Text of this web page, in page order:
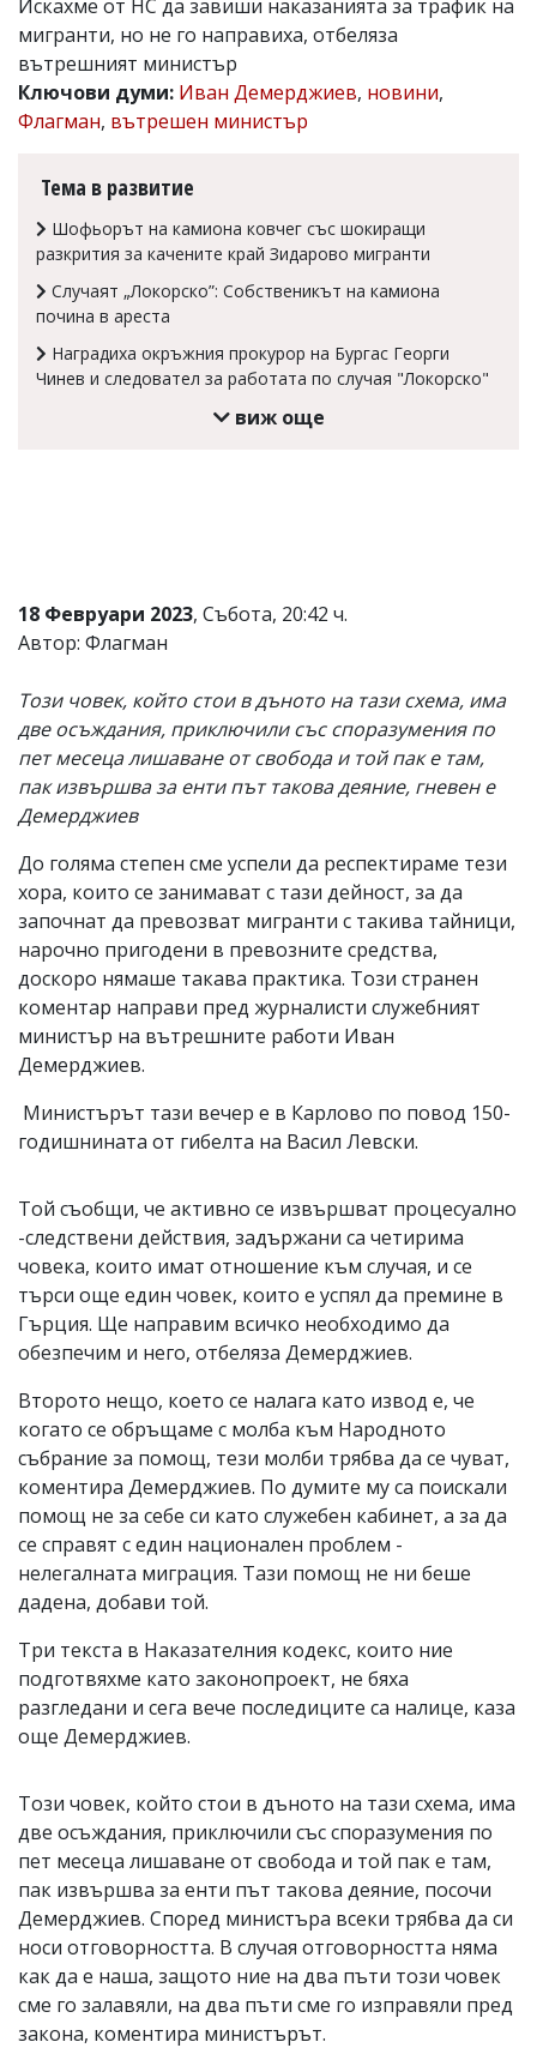
под
статиите
се
въвеждат
от
редакцията
носи
отговорност
Ако
откриете
обиден
Искахме от НС да завиши наказанията за трафик на
мигранти, но не го направиха, отбеляза
вътрешният министър
Ключови думи: Иван Демерджиев, новини,
Флагман, вътрешен министър
Тема в развитие
Шофьорът на камиона ковчег със шокиращи
разкрития за качените край Зидарово мигранти
Случаят „Локорско”: Собственикът на камиона
почина в ареста
Наградиха окръжния прокурор на Бургас Георги
Чинев и следовател за работата по случая "Локорско"
виж още
18 Февруари 2023, Събота, 20:42 ч.
Автор: Флагман
Този човек, който стои в дъното на тази схема, има
две осъждания, приключили със споразумения по
пет месеца лишаване от свобода и той пак е там,
пак извършва за енти път такова деяние, гневен е
Демерджиев
До голяма степен сме успели да респектираме тези
хора, които се занимават с тази дейност, за да
започнат да превозват мигранти с такива тайници,
нарочно пригодени в превозните средства,
доскоро нямаше такава практика. Този странен
коментар направи пред журналисти служебният
министър на вътрешните работи Иван
Демерджиев.
Министърът тази вечер е в Карлово по повод 150-
годишнината от гибелта на Васил Левски.
Той съобщи, че активно се извършват процесуално
-следствени действия, задържани са четирима
човека, които имат отношение към случая, и се
търси още един човек, които е успял да премине в
Гърция. Ще направим всичко необходимо да
обезпечим и него, отбеляза Демерджиев.
Второто нещо, което се налага като извод е, че
когато се обръщаме с молба към Народното
събрание за помощ, тези молби трябва да се чуват,
коментира Демерджиев. По думите му са поискали
помощ не за себе си като служебен кабинет, а за да
се справят с един национален проблем -
нелегалната миграция. Тази помощ не ни беше
дадена, добави той.
Три текста в Наказателния кодекс, които ние
подготвяхме като законопроект, не бяха
разгледани и сега вече последиците са налице, каза
още Демерджиев.
Този човек, който стои в дъното на тази схема, има
две осъждания, приключили със споразумения по
пет месеца лишаване от свобода и той пак е там,
пак извършва за енти път такова деяние, посочи
Демерджиев. Според министъра всеки трябва да си
носи отговорността. В случая отговорността няма
как да е наша, защото ние на два пъти този човек
сме го залавяли, на два пъти сме го изправяли пред
закона, коментира министърът.